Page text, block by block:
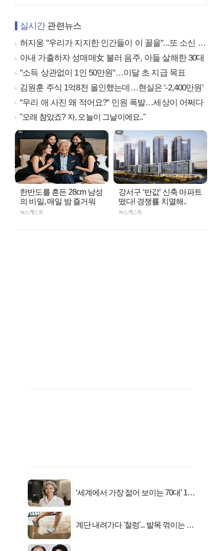
실시간관련뉴스
허지웅 "우리가 지지한 인간들이 이 꼴을"...또 소신 발언
아내 가출하자 성매매女 불러 음주, 아들 살해한 30대
"소득 상관없이 1인 50만원"…이달 초 지급 목표
김원훈 주식 1억8천 올인했는데…현실은 '-2,400만원'
"우리 애 사진 왜 적어요?" 민원 폭발…세상이 어쩌다
"오래 참았죠? 자, 오늘이 그날이에요.."
한반도를 흔든 28cm 남성
의 비밀, 매일 밤 즐거워
뉴스캐스트
강서구 ‘반값’ 신축 아파트
떴다! 경쟁률 치열해..
뉴스캐스트
‘세계에서 가장 젊어 보이는 70대’ 1위
계단 내려가다 '철렁'... 발목 꺾이는 이